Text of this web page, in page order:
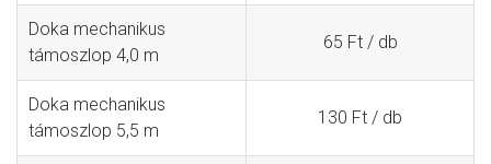
Doka mechanikus
támoszlop 4,0 m
65 Ft / db
Doka mechanikus
támoszlop 5,5 m
130 Ft / db